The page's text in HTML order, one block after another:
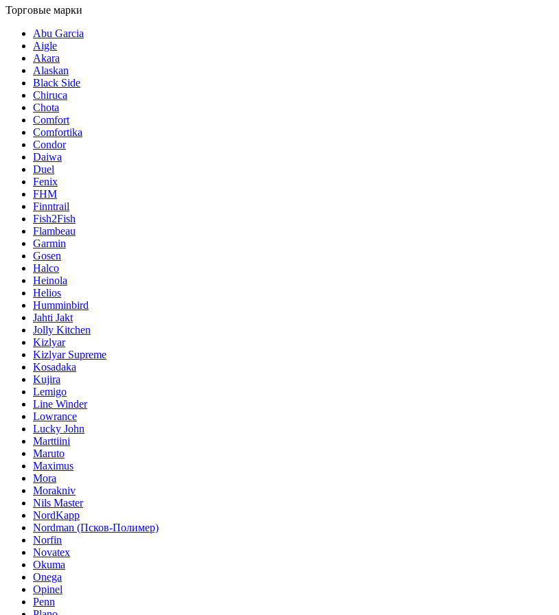
Торговые марки
Abu Garcia
Aigle
Akara
Alaskan
Black Side
Chiruca
Chota
Comfort
Comfortika
Condor
Daiwa
Duel
Fenix
FHM
Finntrail
Fish2Fish
Flambeau
Garmin
Gosen
Halco
Heinola
Helios
Humminbird
Jahti Jakt
Jolly Kitchen
Kizlyar
Kizlyar Supreme
Kosadaka
Kujira
Lemigo
Line Winder
Lowrance
Lucky John
Marttiini
Maruto
Maximus
Mora
Morakniv
Nils Master
NordKapp
Nordman (Псков-Полимер)
Norfin
Novatex
Okuma
Onega
Opinel
Penn